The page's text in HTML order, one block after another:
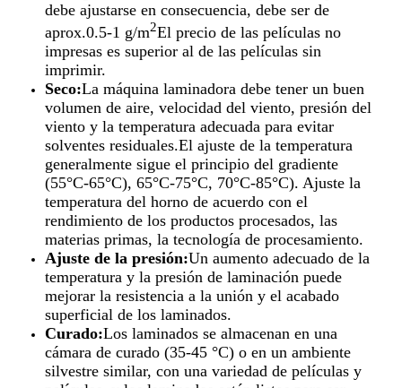
debe ajustarse en consecuencia, debe ser de
aprox.0.5-1 g/m2El precio de las películas no
impresas es superior al de las películas sin
imprimir.
Seco:La máquina laminadora debe tener un buen
volumen de aire, velocidad del viento, presión del
viento y la temperatura adecuada para evitar
solventes residuales.El ajuste de la temperatura
generalmente sigue el principio del gradiente
(55°C-65°C), 65°C-75°C, 70°C-85°C). Ajuste la
temperatura del horno de acuerdo con el
rendimiento de los productos procesados, las
materias primas, la tecnología de procesamiento.
Ajuste de la presión:Un aumento adecuado de la
temperatura y la presión de laminación puede
mejorar la resistencia a la unión y el acabado
superficial de los laminados.
Curado:Los laminados se almacenan en una
cámara de curado (35-45 °C) o en un ambiente
silvestre similar, con una variedad de películas y